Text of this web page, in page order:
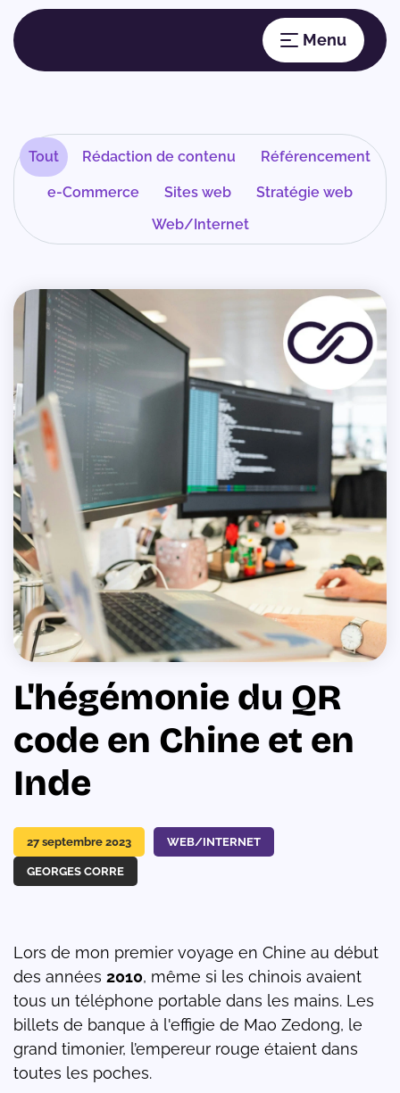
Tout Rédaction de contenu Référencement
e-Commerce Sites web
Stratégie web
Web/Internet
L'hégémonie du QR
code en Chine et en
Inde
GEORGES CORRE
WEB/INTERNET
27 septembre 2023
Lors de mon premier voyage en Chine au début
des années 2010, même si les chinois avaient
tous un téléphone portable dans les mains. Les
billets de banque à l'effigie de Mao Zedong, le
grand timonier, l’empereur rouge étaient dans
toutes les poches.